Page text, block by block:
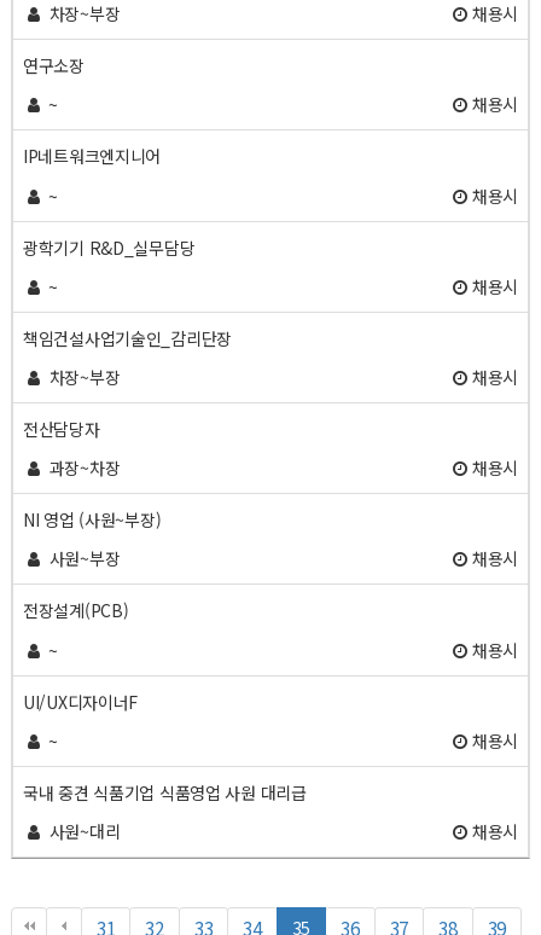
차장~부장
채용시
연구소장
~
채용시
IP네트워크엔지니어
~
채용시
광학기기 R&D_실무담당
~
채용시
책임건설사업기술인_감리단장
차장~부장
채용시
전산담당자
과장~차장
채용시
NI 영업 (사원~부장)
사원~부장
채용시
전장설계(PCB)
~
채용시
UI/UX디자이너F
~
채용시
국내 중견 식품기업 식품영업 사원 대리급
사원~대리
채용시
31 32페 33페 34페 35 36페 37페 38페 39페